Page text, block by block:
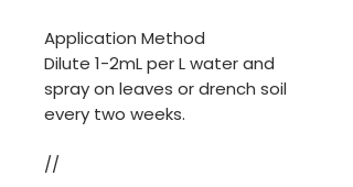
Application Method
Dilute 1-2mL per L water and
spray on leaves or drench soil
every two weeks.
//